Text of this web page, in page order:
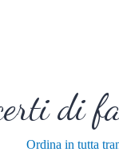
di
Ordina in tutta